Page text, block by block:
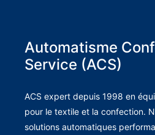
Automatisme
Service (ACS)
ACS expert depuis 1998 en
pour le textile et la confection.
solutions automatiques